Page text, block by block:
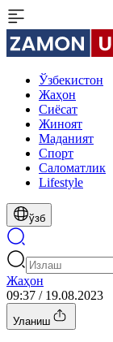
Ўзбекистон
Жаҳон
Сиёсат
Жиноят
Маданият
Спорт
Cаломатлик
Lifestyle
ўзб
Жаҳон
09:37 / 19.08.2023
Уланиш